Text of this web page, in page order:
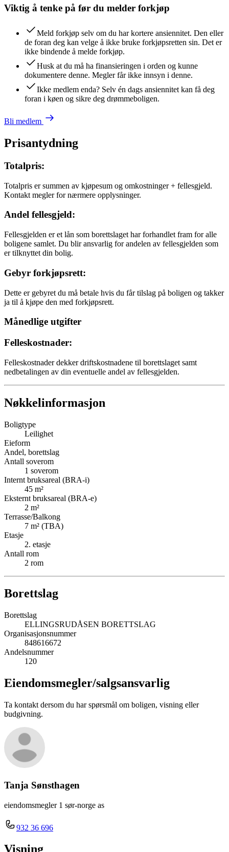
Viktig å tenke på før du melder forkjøp
Meld forkjøp selv om du har kortere ansiennitet. Den eller
de foran deg kan velge å ikke bruke forkjøpsretten sin. Det er
ikke bindende å melde forkjøp.
Husk at du må ha finansieringen i orden og kunne
dokumentere denne. Megler får ikke innsyn i denne.
Ikke medlem enda? Selv én dags ansiennitet kan få deg
foran i køen og sikre deg drømmeboligen.
Bli medlem
Prisantydning
Totalpris:
Totalpris er summen av kjøpesum og omkostninger + fellesgjeld.
Kontakt megler for nærmere opplysninger.
Andel fellesgjeld:
Fellesgjelden er et lån som borettslaget har forhandlet fram for alle
boligene samlet. Du blir ansvarlig for andelen av fellesgjelden som
er tilknyttet din bolig.
Gebyr forkjøpsrett:
Dette er gebyret du må betale hvis du får tilslag på boligen og takker
ja til å kjøpe den med forkjøpsrett.
Månedlige utgifter
Felleskostnader:
Felleskostnader dekker driftskostnadene til borettslaget samt
nedbetalingen av din eventuelle andel av fellesgjelden.
Nøkkelinformasjon
Boligtype
Leilighet
Eieform
Andel, borettslag
Antall soverom
1 soverom
Internt bruksareal (BRA-i)
45 m²
Eksternt bruksareal (BRA-e)
2 m²
Terrasse/Balkong
7 m² (TBA)
Etasje
2. etasje
Antall rom
2 rom
Borettslag
Borettslag
ELLINGSRUDÅSEN BORETTSLAG
Organisasjonsnummer
848616672
Andelsnummer
120
Eiendomsmegler/salgsansvarlig
Ta kontakt dersom du har spørsmål om boligen, visning eller
budgivning.
Tanja Sønsthagen
eiendomsmegler 1 sør-norge as
932 36 696
Visning